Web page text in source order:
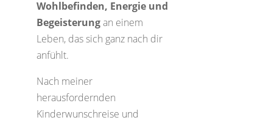
Wohlbefinden, Energie und
Begeisterungan einem
Leben, das sich ganz nach dir
anfühlt.
Nach meiner
herausfordernden
Kinderwunschreise und